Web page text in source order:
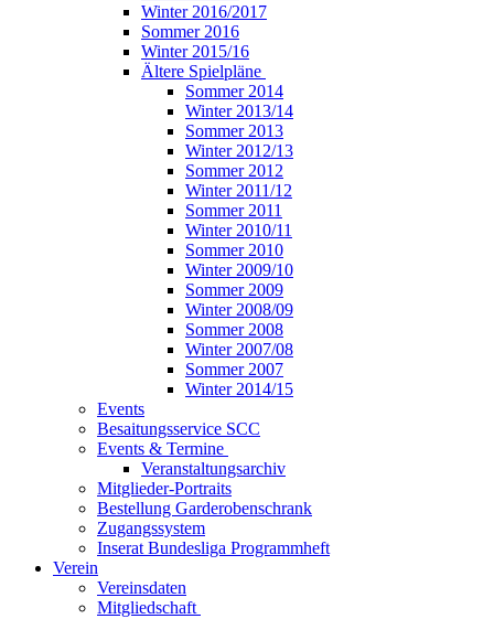
Winter 2016/2017
Sommer 2016
Winter 2015/16
Ältere Spielpläne
Sommer 2014
Winter 2013/14
Sommer 2013
Winter 2012/13
Sommer 2012
Winter 2011/12
Sommer 2011
Winter 2010/11
Sommer 2010
Winter 2009/10
Sommer 2009
Winter 2008/09
Sommer 2008
Winter 2007/08
Sommer 2007
Winter 2014/15
Events
Besaitungsservice SCC
Events & Termine
Veranstaltungsarchiv
Mitglieder-Portraits
Bestellung Garderobenschrank
Zugangssystem
Inserat Bundesliga Programmheft
Verein
Vereinsdaten
Mitgliedschaft